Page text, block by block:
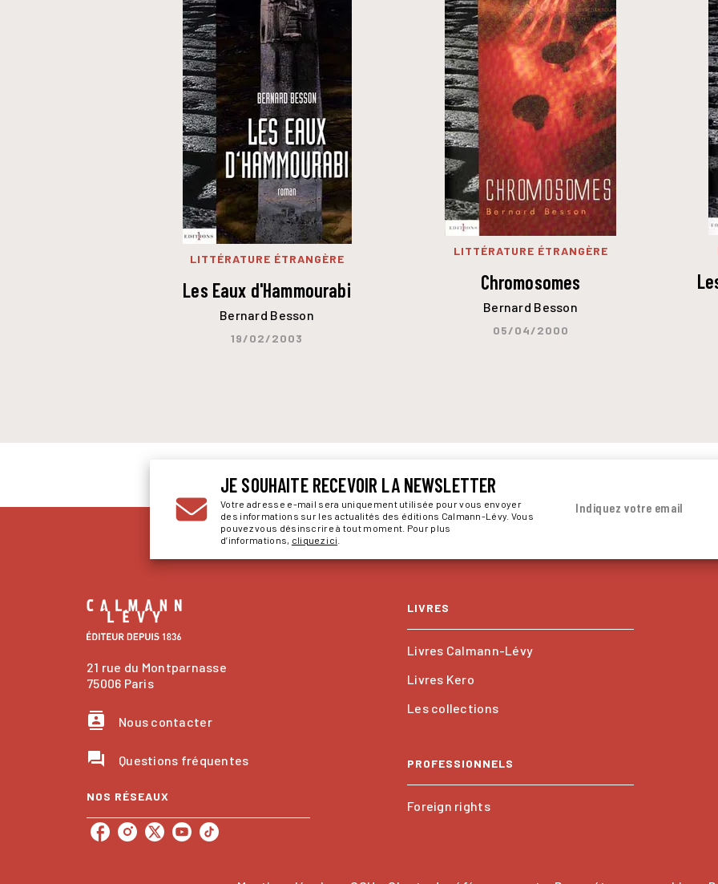
LITTÉRATURE ÉTRANGÈRE
Les Eaux d'Hammourabi
Bernard Besson
19/02/2003
LITTÉRATURE ÉTRANGÈRE
Chromosomes
Bernard Besson
05/04/2000
JE SOUHAITE RECEVOIR LA NEWSLETTER
Votre adresse e-mail sera uniquement utilisée pour vous envoyer
des informations sur les actualités des éditions Calmann-Lévy. Vous
pouvez vous désinscrire à tout moment. Pour plus
d’informations, cliquez ici
Indiquez votre email
21 rue du Montparnasse
75006 Paris
contacts Nous contacter
question_answer Questions fréquentes
NOS RÉSEAUX
LIVRES
Livres Calmann-Lévy
Livres Kero
Les collections
PROFESSIONNELS
Foreign rights